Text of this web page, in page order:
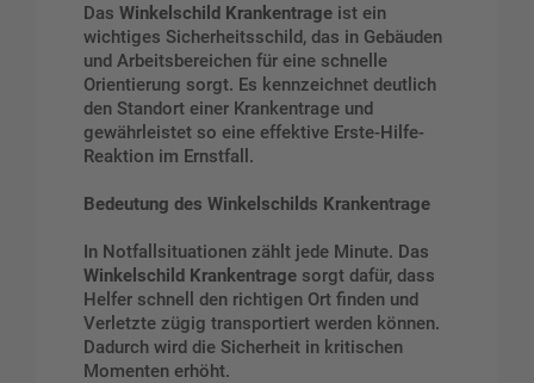
Das Winkelschild Krankentrage ist ein
wichtiges Sicherheitsschild, das in Gebäuden
und Arbeitsbereichen für eine schnelle
Orientierung sorgt. Es kennzeichnet deutlich
den Standort einer Krankentrage und
gewährleistet so eine effektive Erste-Hilfe-
Reaktion im Ernstfall.
Bedeutung des Winkelschilds Krankentrage
In Notfallsituationen zählt jede Minute. Das
Winkelschild Krankentrage sorgt dafür, dass
Helfer schnell den richtigen Ort finden und
Verletzte zügig transportiert werden können.
Dadurch wird die Sicherheit in kritischen
Momenten erhöht.